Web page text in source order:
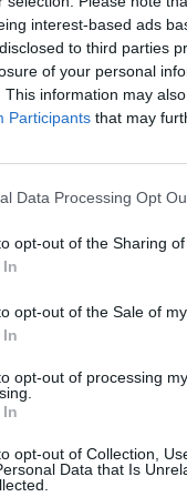
interest-based ads
to third parties
of your personal
This information may
Participants that may
Data Processing Opt
opt-out of the Sharing of
opt-out of the Sale of
opt-out of processing
opt-out of Collection,
Data that Is